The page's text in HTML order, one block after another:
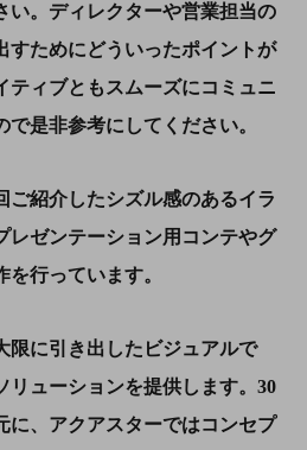
い。ディレクターや営業担当の
すためにどういったポイントが
ティブともスムーズにコミュニ
是非参考にしてください。
ご紹介したシズル感のあるイラ
レゼンテーション用コンテやグ
行っています。
限に引き出したビジュアルで
リューションを提供します。30
に、アクアスターではコンセプ